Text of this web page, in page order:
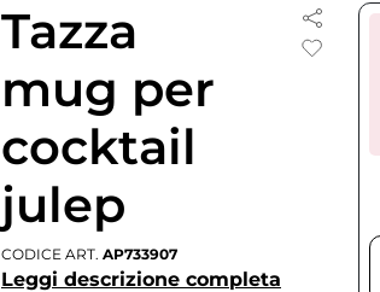
Tazza
mug per
cocktail
julep
CODICE ART. AP733907
Leggi descrizione completa